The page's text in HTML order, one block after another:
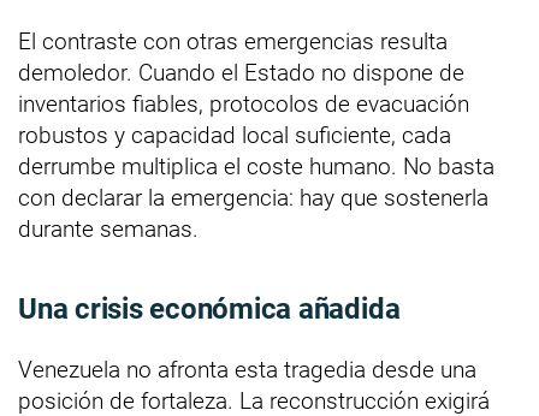
El contraste con otras emergencias resulta
demoledor. Cuando el Estado no dispone de
inventarios fiables, protocolos de evacuación
robustos y capacidad local suficiente, cada
derrumbe multiplica el coste humano. No basta
con declarar la emergencia: hay que sostenerla
durante semanas.
Una crisis económica añadida
Venezuela no afronta esta tragedia desde una
posición de fortaleza. La reconstrucción exigirá